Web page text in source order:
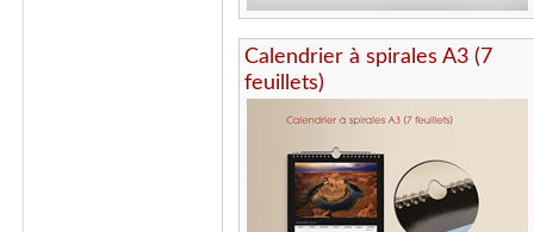
Calendrier à spirales A3 (7
feuillets)